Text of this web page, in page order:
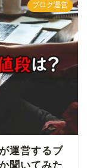
ブログ運営
運営するブ
聞いてみた